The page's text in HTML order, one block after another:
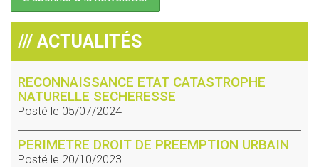
/// ACTUALITÉS
RECONNAISSANCE ETAT CATASTROPHE
NATURELLE SECHERESSE
Posté le 05/07/2024
PERIMETRE DROIT DE PREEMPTION URBAIN
Posté le 20/10/2023